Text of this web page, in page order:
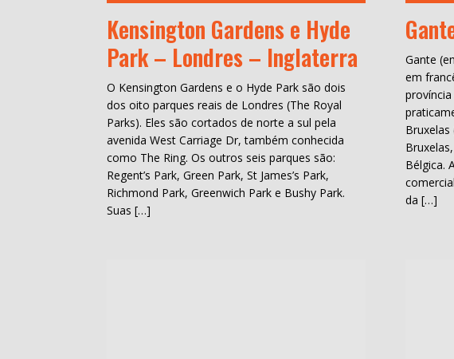
Kensington Gardens e Hyde
Park – Londres – Inglaterra
O Kensington Gardens e o Hyde Park são dois
dos oito parques reais de Londres (The Royal
Parks). Eles são cortados de norte a sul pela
avenida West Carriage Dr, também conhecida
como The Ring. Os outros seis parques são:
Regent’s Park, Green Park, St James’s Park,
Richmond Park, Greenwich Park e Bushy Park.
Suas […]
Gante
em
Bélgica.
da […]